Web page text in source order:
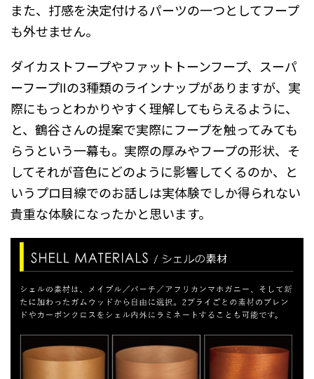
また、打感を決定付けるパーツの一つとしてフープ
も外せません。
ダイカストフープやファットトーンフープ、スーパ
ーフープⅡの3種類のラインナップがありますが、実
際にもっとわかりやすく理解してもらえるように、
と、鶴谷さんの提案で実際にフープを触ってみても
らうという一幕も。実際の厚みやフープの形状、そ
してそれが音色にどのように影響してくるのか、と
いうプロ目線でのお話しは実体験でしか得られない
貴重な体験になったかと思います。